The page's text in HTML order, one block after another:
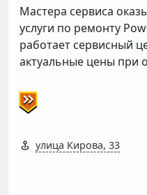
Мастера сервиса
услуги по ремонту
работает сервисный
актуальные цены при
улица Кирова, 33